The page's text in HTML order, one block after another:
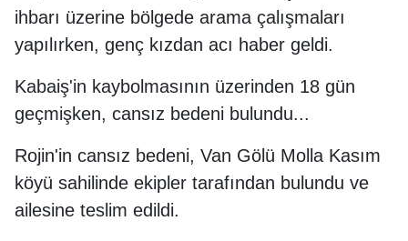
ihbarı üzerine bölgede arama çalışmaları
yapılırken, genç kızdan acı haber geldi.
Kabaiş'in kaybolmasının üzerinden 18 gün
geçmişken, cansız bedeni bulundu...
Rojin'in cansız bedeni, Van Gölü Molla Kasım
köyü sahilinde ekipler tarafından bulundu ve
ailesine teslim edildi.